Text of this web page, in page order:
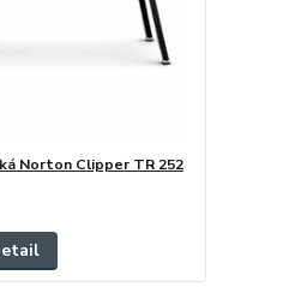
Norton Clipper TR 252